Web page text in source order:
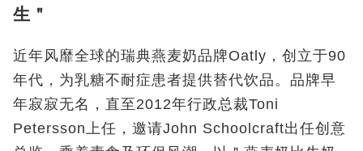
生＂
近年风靡全球的瑞典燕麦奶品牌Oatly，创立于90
年代，为乳糖不耐症患者提供替代饮品。品牌早
年寂寂无名，直至2012年行政总裁Toni
Petersson上任，邀请John Schoolcraft出任创意